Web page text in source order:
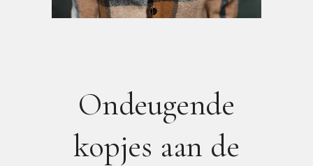
Ondeugende
kopjes aan de